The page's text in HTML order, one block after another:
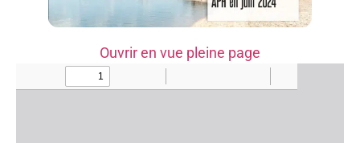
Ouvrir en vue pleine page